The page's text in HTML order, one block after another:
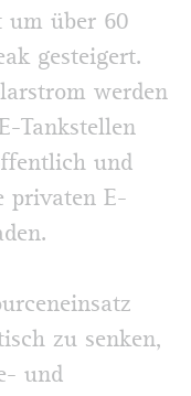
um über 60
gesteigert.
werden
Tankstellen
und
privaten E-
zu senken,
und